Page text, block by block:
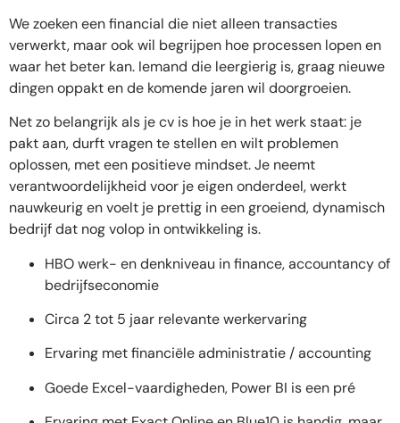
We zoeken een financial die niet alleen transacties
verwerkt, maar ook wil begrijpen hoe processen lopen en
waar het beter kan. Iemand die leergierig is, graag nieuwe
dingen oppakt en de komende jaren wil doorgroeien.
Net zo belangrijk als je cv is hoe je in het werk staat: je
pakt aan, durft vragen te stellen en wilt problemen
oplossen, met een positieve mindset. Je neemt
verantwoordelijkheid voor je eigen onderdeel, werkt
nauwkeurig en voelt je prettig in een groeiend, dynamisch
bedrijf dat nog volop in ontwikkeling is.
HBO werk- en denkniveau in finance, accountancy of
bedrijfseconomie
Circa 2 tot 5 jaar relevante werkervaring
Ervaring met financiële administratie / accounting
Goede Excel-vaardigheden, Power BI is een pré